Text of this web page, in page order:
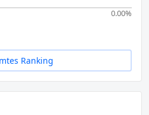
0.00%
Ranking